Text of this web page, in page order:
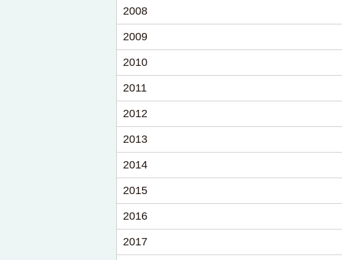
2008
2009
2010
2011
2012
2013
2014
2015
2016
2017